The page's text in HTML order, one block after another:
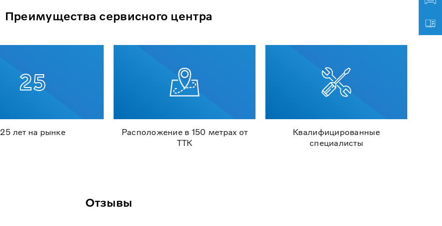
Преимущества сервисного центра
25 лет на рынке
Расположение в 150 метрах от
ТТК
Квалифицированные
специалисты
Отзывы